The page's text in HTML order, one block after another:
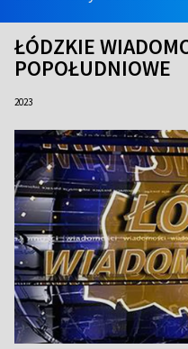
ŁÓDZKIE
POPOŁUDNIOWE
2023